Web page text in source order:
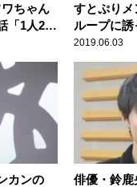
ちゃん
「1人250
」
すとぷり
ループに
かった」か
2019.06.03
カンの
俳優・鈴